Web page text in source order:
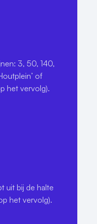
3, 50, 140,
of
het vervolg).
uit bij de halte
het vervolg).